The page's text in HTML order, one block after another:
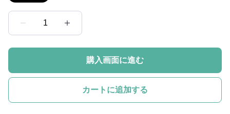
1
購入画面に進む
カートに追加する